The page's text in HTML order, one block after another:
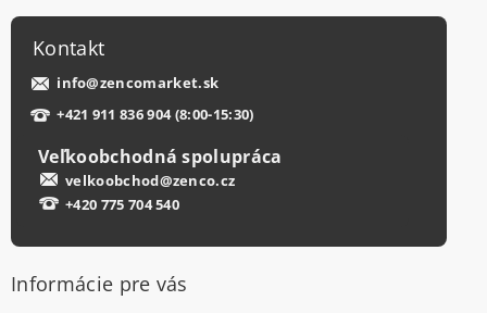
Kontakt
info@zencomarket.sk
+421 911 836 904 (8:00-15:30)
Veľkoobchodná spolupráca
velkoobchod@zenco.cz
+420 775 704 540
Informácie pre vás